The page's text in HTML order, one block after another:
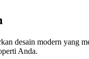
desain modern yang
Anda.